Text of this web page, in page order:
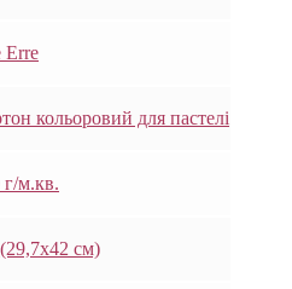
Erre
кольоровий для пастелі
г/м.кв.
см)